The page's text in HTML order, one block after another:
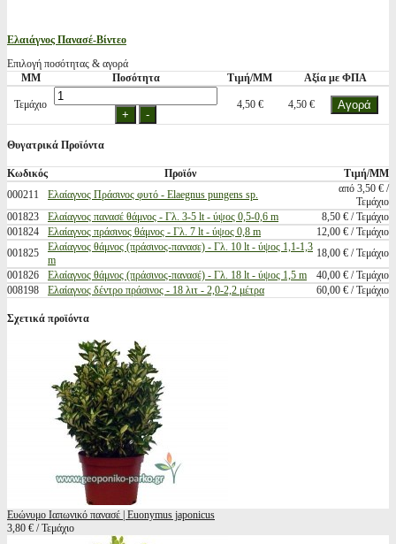
Ελαιάγνος Πανασέ-Βίντεο
Επιλογή ποσότητας & αγορά
ΜΜ
Ποσότητα Τιμή/ΜΜ Αξία με ΦΠΑ
Τεμάχιο 4,50 € 4,50 €
Θυγατρικά Προϊόντα
Κωδικός Προϊόν
Τιμή/ΜΜ
000211
Ελαίαγνος Πράσινος φυτό - Elaegnus pungens sp.
από 3,50 € /
Τεμάχιο
001823
Ελαίαγνος πανασέ θάμνος - Γλ. 3-5 lt - ύψος 0,5-0,6 m
8,50 € / Τεμάχιο
001824
Ελαίαγνος πράσινος θάμνος - Γλ. 7 lt - ύψος 0,8 m
12,00 € / Τεμάχιο
001825
Ελαίαγνος θάμνος (πράσινος-πανασε) - Γλ. 10 lt - ύψος 1,1-1,3
m
18,00 € / Τεμάχιο
001826
Ελαίαγνος θάμνος (πράσινος-πανασέ) - Γλ. 18 lt - ύψος 1,5 m
40,00 € / Τεμάχιο
008198
Ελαίαγνος δέντρο πράσινος - 18 λιτ - 2,0-2,2 μέτρα 60,00 € / Τεμάχιο
Σχετικά προϊόντα
Ευώνυμο Ιαπωνικό πανασέ | Euonymus japonicus
3,80 € / Τεμάχιο